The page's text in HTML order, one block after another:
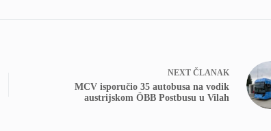
NEXT ČLANAK
MCV isporučio 35 autobusa na vodik
austrijskom ÖBB Postbusu u Vilah